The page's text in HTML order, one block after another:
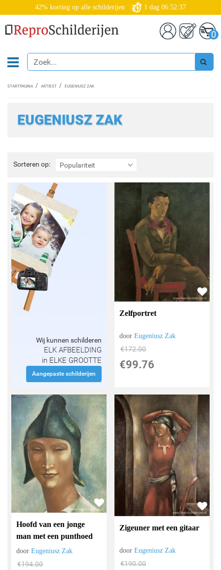
42% korting op alle schilderijen 1 dag 06:52:36
0
STARTPAGINA ARTIEST EUGENIUSZ ZAK
EUGENIUSZ ZAK
Sorteren op: Populariteit
Sorteren
op:
Wij kunnen schilderen
ELK AFBEELDING
in ELKE GROOTTE
Aangepaste schilderijen
Zelfportret
doorEugeniusz Zak
€172.00
€99.76
Hoofd van een jonge
man met een punthoed
doorEugeniusz Zak
€194.00
Zigeuner met een gitaar
doorEugeniusz Zak
€190.00